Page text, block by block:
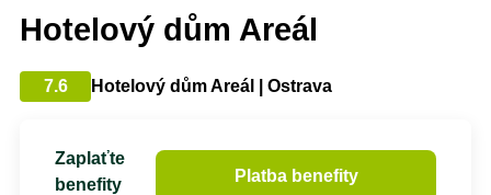
Hotelový dům Areál
7.6 Hotelový dům Areál | Ostrava
Zaplaťte
benefity
Platba benefity